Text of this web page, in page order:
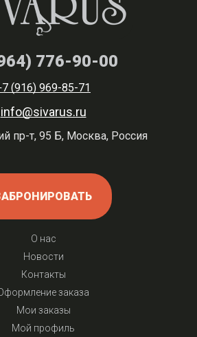
776-90-00
(916) 969-85-71
info@sivarus.ru
пр-т, 95 Б, Москва, Россия
О нас
Новости
Контакты
заказа
Мои заказы
Мой профиль